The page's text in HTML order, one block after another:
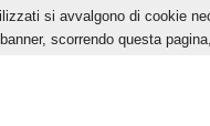
2026 CONTATTI
si avvalgono di cookie
scorrendo questa